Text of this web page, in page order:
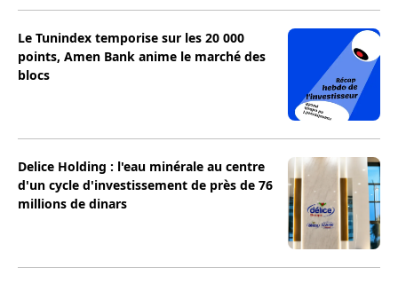
Le Tunindex temporise sur les 20 000
points, Amen Bank anime le marché des
blocs
Delice Holding : l'eau minérale au centre
d'un cycle d'investissement de près de 76
millions de dinars